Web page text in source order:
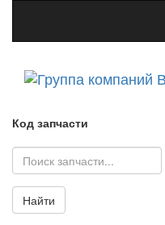
Код запчасти
Найти